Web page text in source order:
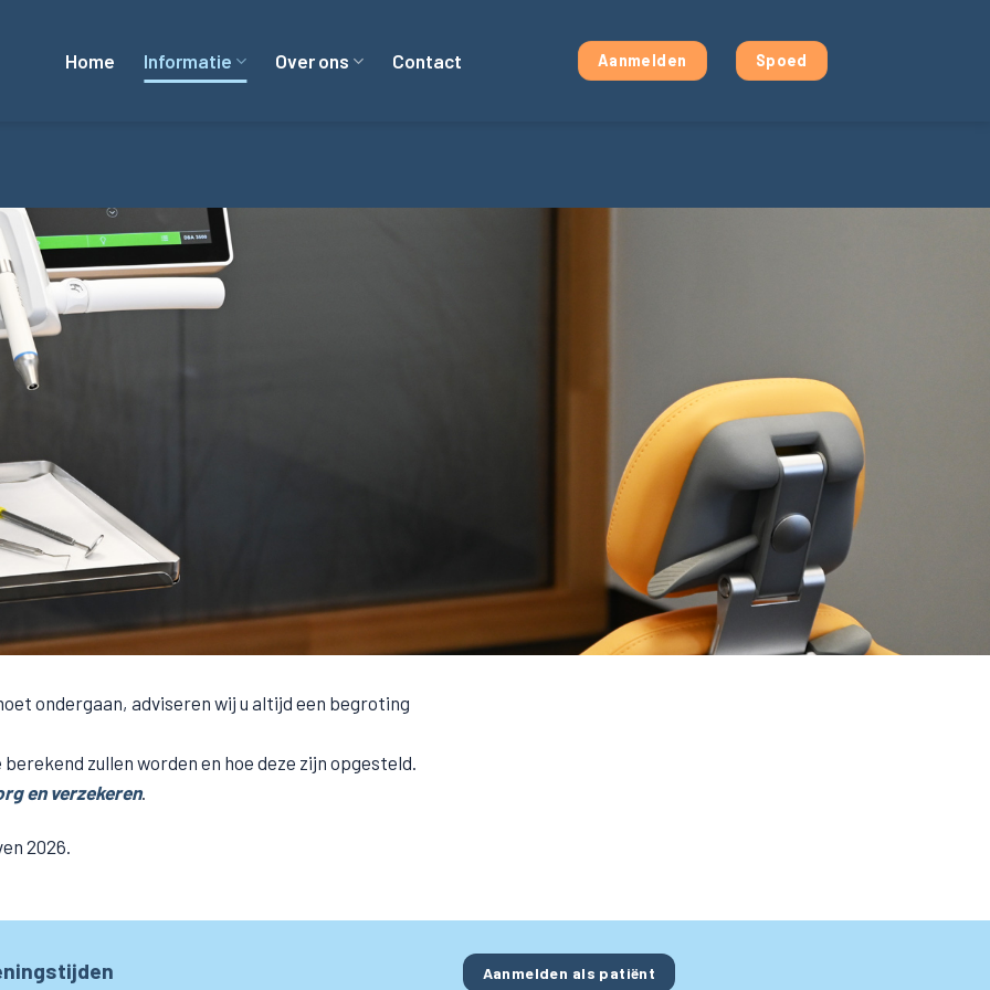
Home Informatie Over ons Contact Aanmelden Spoed
ondergaan, adviseren wij u altijd een begroting
zullen worden en hoe deze zijn opgesteld.
en verzekeren.
2026.
Aanmelden als patiënt